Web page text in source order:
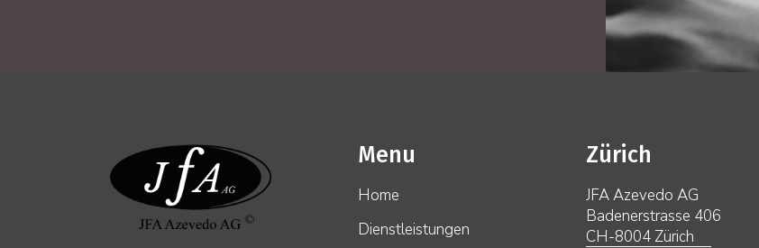
Menu
Home
Dienstleistungen
Zürich
JFA Azevedo AG
Badenerstrasse 406
CH-8004 Zürich